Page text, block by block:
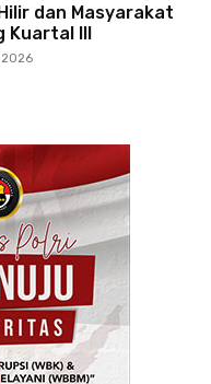
dan Masyarakat
Kuartal III
2026